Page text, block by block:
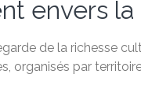
envers
de la richesse
organisés par